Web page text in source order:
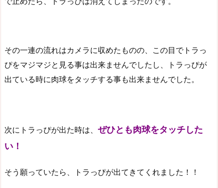
その一連の流れはカメラに収めたものの、この目でトラっ
ぴをマジマジと見る事は出来ませんでしたし、トラっぴが
出ている時に肉球をタッチする事も出来ませんでした。
次にトラっぴが出た時は、 ぜひとも肉球をタッチした
い！
そう願っていたら、トラっぴが出てきてくれました！！